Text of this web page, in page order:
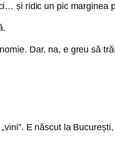
și ridic un pic marginea
Dar, na, e greu să
E născut la